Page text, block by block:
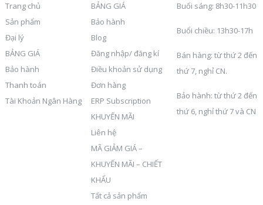
Trang chủ
Sản phẩm
Đại lý
BẢNG GIÁ
Bảo hành
Thanh toán
Tài Khoản Ngân Hàng
BẢNG GIÁ
Bảo hành
Blog
Đăng nhập/ đăng kí
Điều khoản sử dụng
Đơn hàng
ERP Subscription
KHUYẾN MÃI
Liên hệ
MÃ GIẢM GIÁ –
KHUYẾN MÃI – CHIẾT
KHẤU
Tất cả sản phẩm
Buổi sáng: 8h30-11h30
Buổi chiều: 13h30-17h
Bán hàng: từ thứ 2 đến
thứ 7, nghỉ CN.
Bảo hành: từ thứ 2 đến
thứ 6, nghỉ thứ 7 và CN